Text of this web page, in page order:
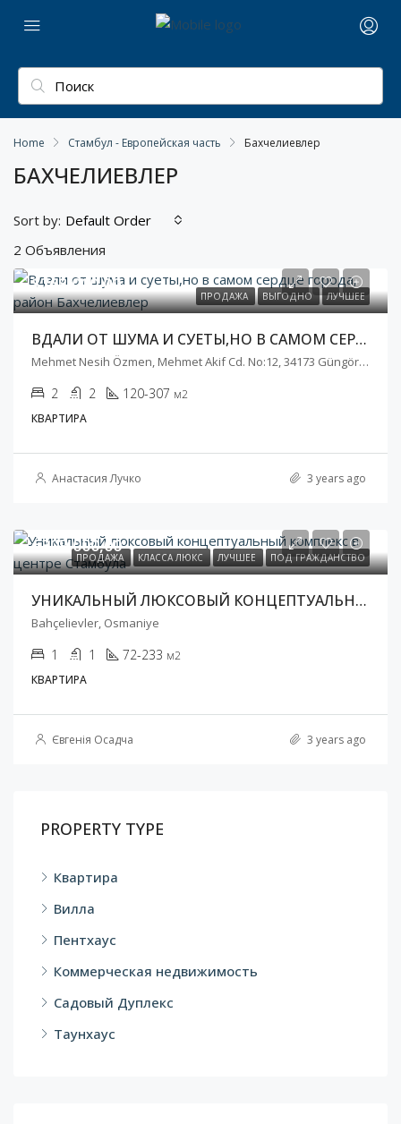
Home Стамбул - Европейская часть Бахчелиевлер
БАХЧЕЛИЕВЛЕР
2 Объявления
Sort by: Default Order
ПРОДАЖА ВЫГОДНО ЛУЧШЕЕ
$768 000,00
ВДАЛИ ОТ ШУМА И СУЕТЫ,НО В САМОМ СЕРДЦЕ ГОРОДА, РАЙОН БАХЧЕЛИЕВЛЕР
Mehmet Nesih Özmen, Mehmet Akif Cd. No:12, 34173 Güngören/İstanbul, Турция
2 2 120-307 м2
КВАРТИРА
Анастасия Лучко 3 years ago
ПРОДАЖА КЛАССА ЛЮКС ЛУЧШЕЕ ПОД ГРАЖДАНСТВО
€309 000,00
УНИКАЛЬНЫЙ ЛЮКСОВЫЙ КОНЦЕПТУАЛЬНЫЙ КОМПЛЕКС В ЦЕНТРЕ СТАМБУЛА
Bahçelievler, Osmaniye
1 1 72-233 м2
КВАРТИРА
Євгенія Осадча 3 years ago
PROPERTY TYPE
Квартира
Вилла
Пентхаус
Коммерческая недвижимость
Садовый Дуплекс
Таунхаус